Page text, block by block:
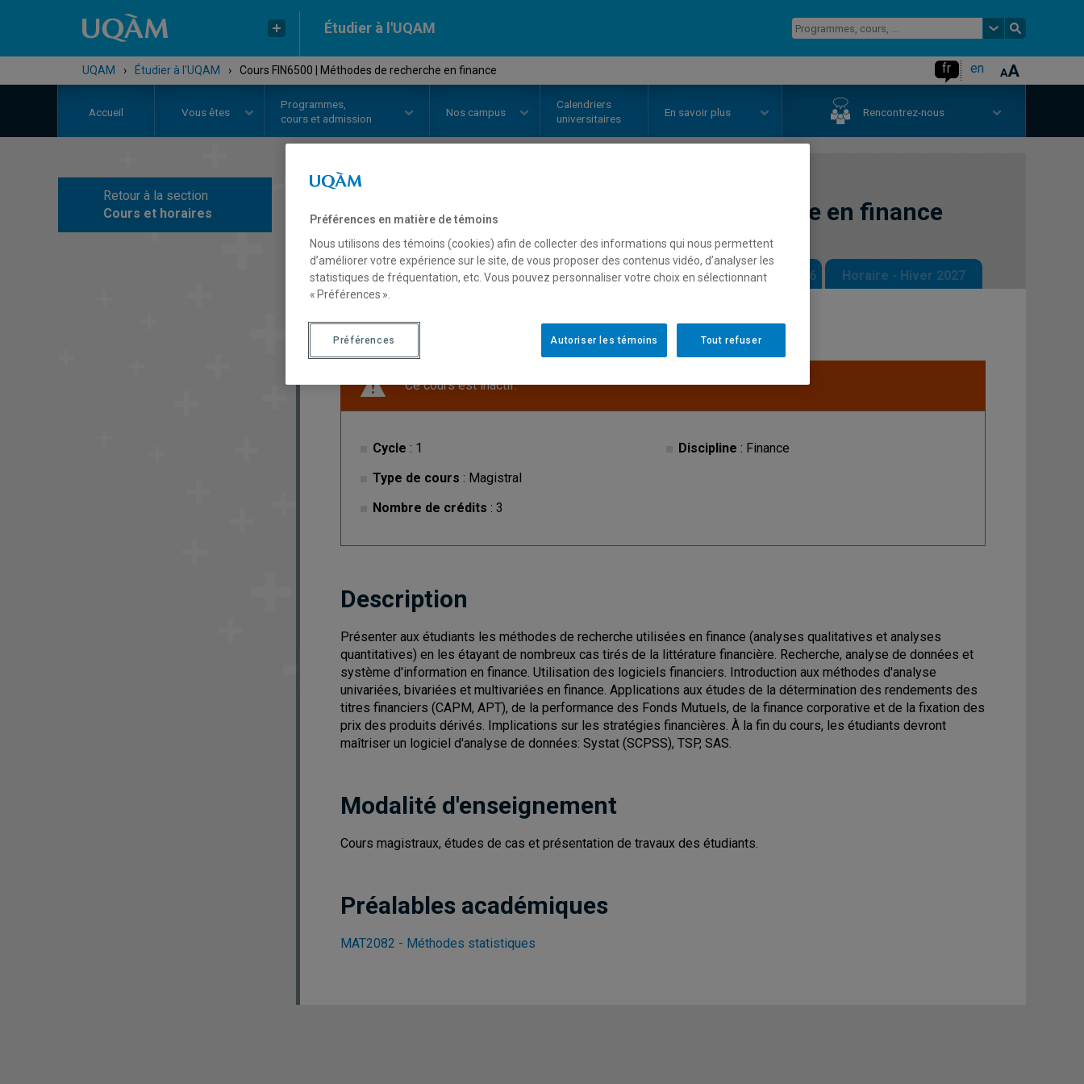
Étudier à l'UQAM
UQAM › Étudier à l'UQAM › Cours FIN6500 | Méthodes de recherche en finance fr en
Accueil Vous êtes
Programmes,
cours et admission
Nos campus
Calendriers
universitaires
En savoir plus Rencontrez-nous
Retour à la section
Cours et horaires
COURS// FIN6500 Méthodes de recherche en finance
Description Horaire - Été 2026 Horaire - Automne 2026 Horaire - Hiver 2027
Ce cours est inactif.
Cycle : 1
Type de cours : Magistral
Nombre de crédits : 3
Discipline : Finance
Description
Présenter aux étudiants les méthodes de recherche utilisées en finance (analyses qualitatives et analyses
quantitatives) en les étayant de nombreux cas tirés de la littérature financière. Recherche, analyse de données et
système d'information en finance. Utilisation des logiciels financiers. Introduction aux méthodes d'analyse
univariées, bivariées et multivariées en finance. Applications aux études de la détermination des rendements des
titres financiers (CAPM, APT), de la performance des Fonds Mutuels, de la finance corporative et de la fixation des
prix des produits dérivés. Implications sur les stratégies financières. À la fin du cours, les étudiants devront
maîtriser un logiciel d'analyse de données: Systat (SCPSS), TSP, SAS.
Modalité d'enseignement
Cours magistraux, études de cas et présentation de travaux des étudiants.
Préalables académiques
MAT2082 - Méthodes statistiques
Préférences en matière de témoins
Nous utilisons des témoins (cookies) afin de collecter des informations qui nous permettent
d’améliorer votre expérience sur le site, de vous proposer des contenus vidéo, d’analyser les
statistiques de fréquentation, etc. Vous pouvez personnaliser votre choix en sélectionnant
« Préférences ».
Tout refuser
Autoriser les témoins
Préférences